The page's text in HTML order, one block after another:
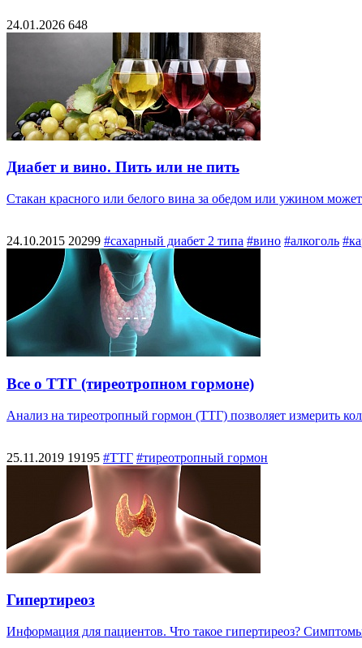
24.01.2026 648
Диабет и вино. Пить или не пить
Стакан красного или белого вина за обедом или ужином
24.10.2015 20299 #сахарный диабет 2 типа #вино #алкоголь
Все о ТТГ (тиреотропном гормоне)
Анализ на тиреотропный гормон (ТТГ) позволяет измерить
25.11.2019 19195 #ТТГ #тиреотропный гормон
Гипертиреоз
Информация для пациентов. Что такое гипертиреоз?